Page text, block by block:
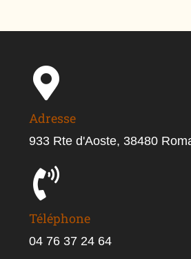
Adresse
933 Rte d'Aoste, 38480
Téléphone
04 76 37 24 64